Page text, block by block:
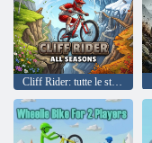
Cliff Rider: tutte le stagioni